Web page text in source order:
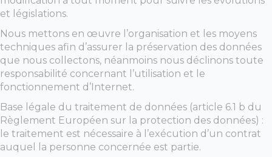
et législations.
Nous mettons en œuvre l’organisation et les moyens
techniques afin d’assurer la préservation des données
que nous collectons, néanmoins nous déclinons toute
responsabilité concernant l’utilisation et le
fonctionnement d’Internet.
Base légale du traitement de données (article 6.1 b du
Règlement Européen sur la protection des données) :
le traitement est nécessaire à l’exécution d’un contrat
auquel la personne concernée est partie.